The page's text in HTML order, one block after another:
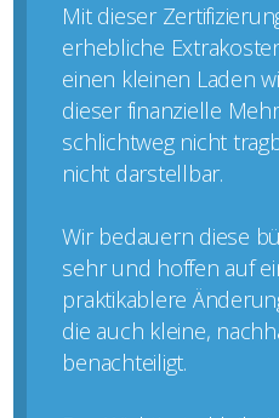
Mit dieser
erhebliche
einen kleinen Laden
dieser finanzielle
schlichtweg nicht
nicht darstellbar.
Wir bedauern diese
sehr und hoffen auf
praktikablere
die auch kleine,
benachteiligt.